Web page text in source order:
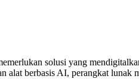
solusi yang
berbasis AI, perangkat lunak